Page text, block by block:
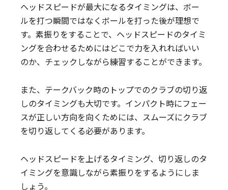
ヘッドスピードが最大になるタイミングは、ボー
ルを打つ瞬間ではなくボールを打った後が理想で
す。素振りをすることで、ヘッドスピードのタイミ
ングを合わせるためにはどこで力を入れればいい
のか、チェックしながら練習することができます。
また、テークバック時のトップでのクラブの切り返
しのタイミングも大切です。インパクト時にフェー
スが正しい方向を向くためには、スムーズにクラブ
を切り返してくる必要があります。
ヘッドスピードを上げるタイミング、切り返しのタ
イミングを意識しながら素振りをするようにしま
しょう。